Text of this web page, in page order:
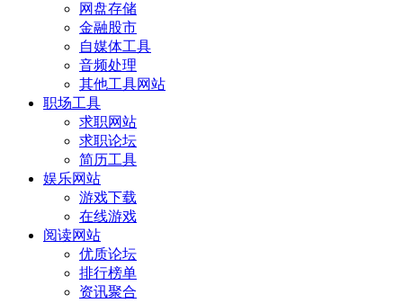
网盘存储
金融股市
自媒体工具
音频处理
其他工具网站
职场工具
求职网站
求职论坛
简历工具
娱乐网站
游戏下载
在线游戏
阅读网站
优质论坛
排行榜单
资讯聚合